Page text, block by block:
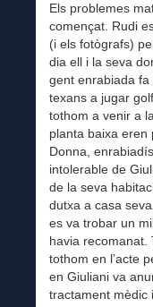
Els problemes
començat. Rudi
(i els fotògrafs)
dia ell i la seva
gent enrabiada fa
texans a jugar
tothom a venir a
planta baixa eren
Donna,
intolerable de
de la seva
dutxa a casa
es va trobar un
havia recomanat.
tothom en l’acte
en Giuliani va
tractament mèdic